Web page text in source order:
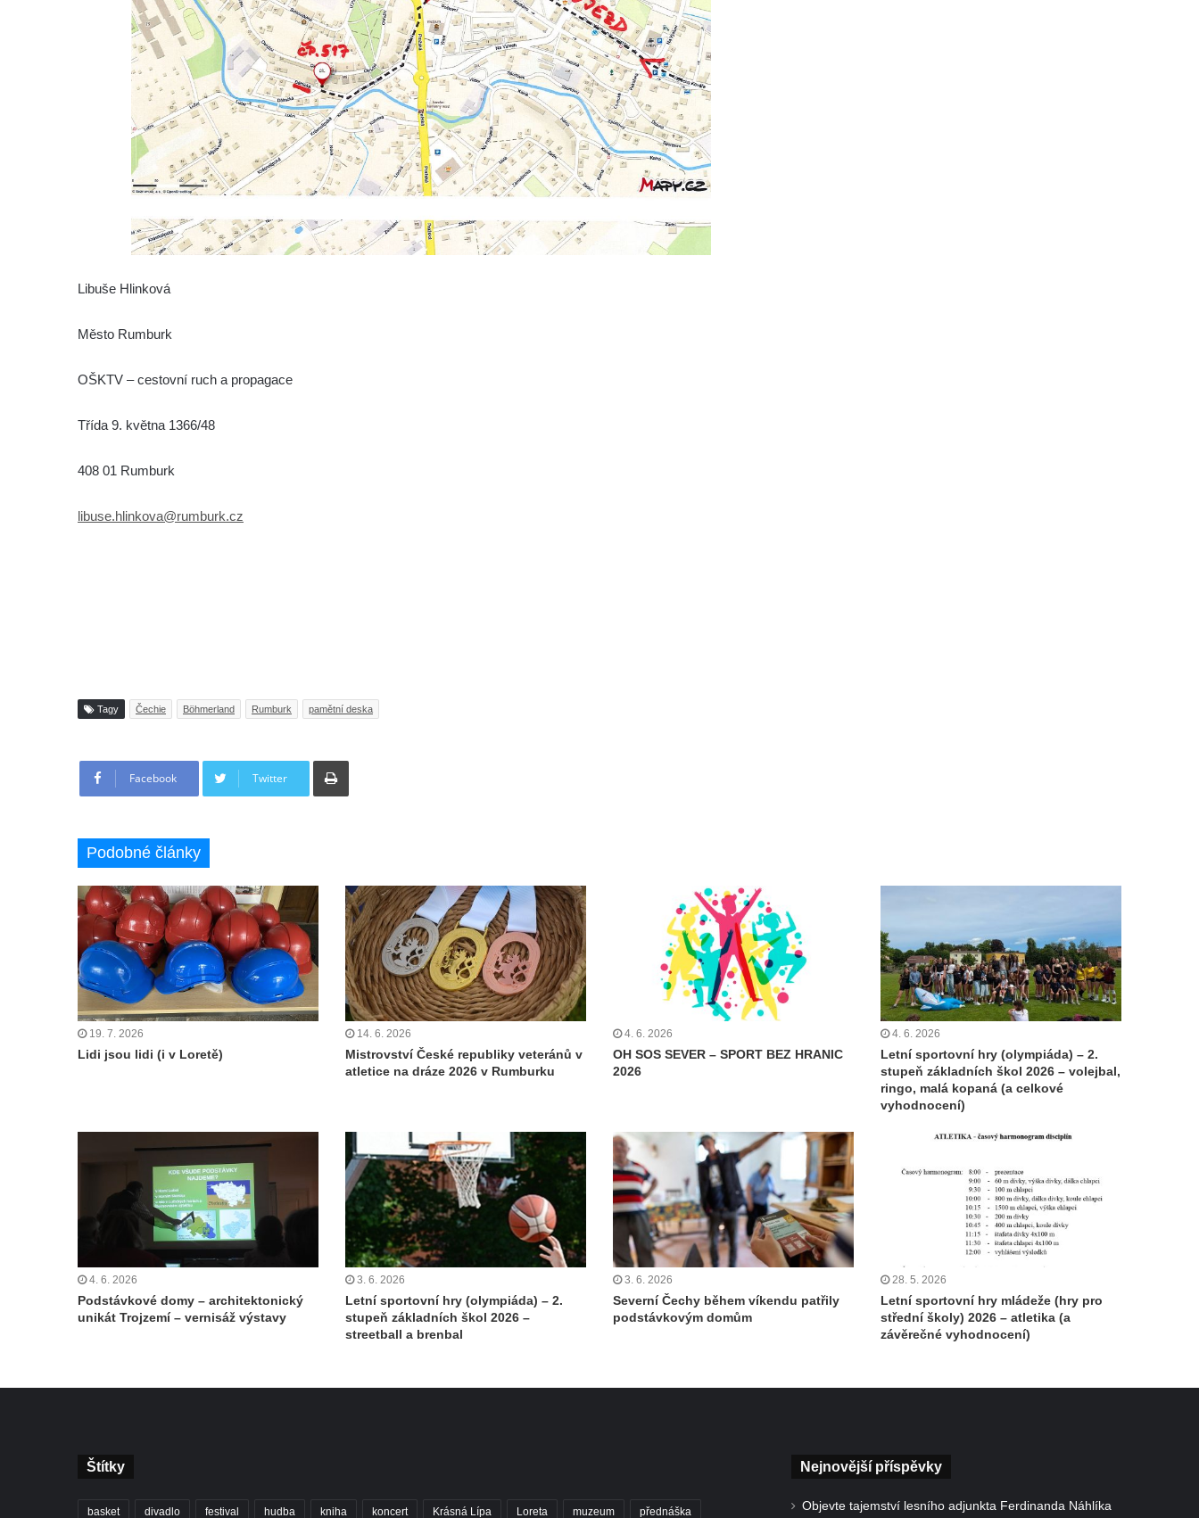
Libuše Hlinková
Město Rumburk
OŠKTV – cestovní ruch a propagace
Třída 9. května 1366/48
408 01 Rumburk
libuse.hlinkova@rumburk.cz
Tagy Čechie Böhmerland Rumburk pamětní deska
Facebook Twitter
Tisknout
Podobné články
19. 7. 2026
Lidi jsou lidi (i v Loretě)
14. 6. 2026
Mistrovství České republiky veteránů v
atletice na dráze 2026 v Rumburku
4. 6. 2026
OH SOS SEVER – SPORT BEZ HRANIC
2026
4. 6. 2026
Letní sportovní hry (olympiáda) – 2.
stupeň základních škol 2026 – volejbal,
ringo, malá kopaná (a celkové
vyhodnocení)
4. 6. 2026
Podstávkové domy – architektonický
unikát Trojzemí – vernisáž výstavy
3. 6. 2026
Letní sportovní hry (olympiáda) – 2.
stupeň základních škol 2026 –
streetball a brenbal
3. 6. 2026
Severní Čechy během víkendu patřily
podstávkovým domům
28. 5. 2026
Letní sportovní hry mládeže (hry pro
střední školy) 2026 – atletika (a
závěrečné vyhodnocení)
Štítky
basket divadlo festival hudba kniha koncert Krásná Lípa Loreta muzeum přednáška
Nejnovější příspěvky
Objevte tajemství lesního adjunkta Ferdinanda Náhlíka